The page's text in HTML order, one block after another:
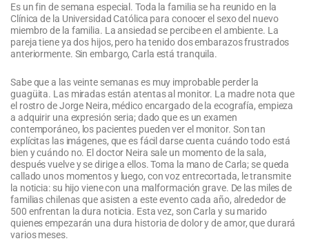
Es un fin de semana especial. Toda la familia se ha reunido en la
Clínica de la Universidad Católica para conocer el sexo del nuevo
miembro de la familia. La ansiedad se percibe en el ambiente. La
pareja tiene ya dos hijos, pero ha tenido dos embarazos frustrados
anteriormente. Sin embargo, Carla está tranquila.
Sabe que a las veinte semanas es muy improbable perder la
guagüita. Las miradas están atentas al monitor. La madre nota que
el rostro de Jorge Neira, médico encargado de la ecografía, empieza
a adquirir una expresión seria; dado que es un examen
contemporáneo, los pacientes pueden ver el monitor. Son tan
explícitas las imágenes, que es fácil darse cuenta cuándo todo está
bien y cuándo no. El doctor Neira sale un momento de la sala,
después vuelve y se dirige a ellos. Toma la mano de Carla; se queda
callado unos momentos y luego, con voz entrecortada, le transmite
la noticia: su hijo viene con una malformación grave. De las miles de
familias chilenas que asisten a este evento cada año, alrededor de
500 enfrentan la dura noticia. Esta vez, son Carla y su marido
quienes empezarán una dura historia de dolor y de amor, que durará
varios meses.